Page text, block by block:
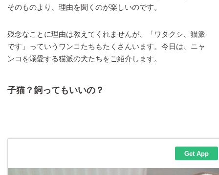
そのものより、理由を聞くのが楽しいのです。
残念なことに理由は教えてくれませんが、「ワタクシ、猫派
です」っていうワンコたちもたくさんいます。今日は、ニャ
ンコを溺愛する猫派の犬たちをご紹介します。
子猫？飼ってもいいの？